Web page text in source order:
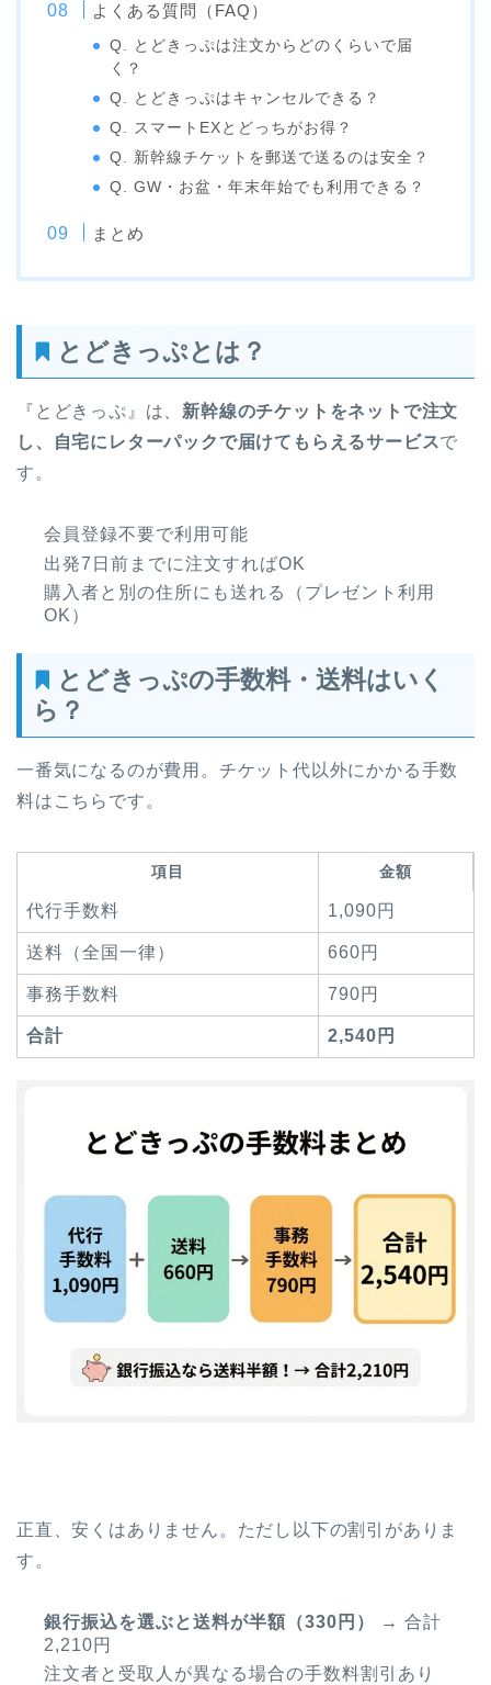
よくある質問（FAQ）
Q. とどきっぷは注文からどのくらいで届
く？
Q. とどきっぷはキャンセルできる？
Q. スマートEXとどっちがお得？
Q. 新幹線チケットを郵送で送るのは安全？
Q. GW・お盆・年末年始でも利用できる？
まとめ
とどきっぷとは？
『とどきっぷ』は、 新幹線のチケットをネットで注文
し、自宅にレターパックで届けてもらえるサービスで
す。
会員登録不要で利用可能
出発7日前までに注文すればOK
購入者と別の住所にも送れる（プレゼント利用
OK）
とどきっぷの手数料・送料はいく
ら？
一番気になるのが費用。チケット代以外にかかる手数
料はこちらです。
項目 金額
代行手数料 1,090円
送料（全国一律） 660円
事務手数料 790円
合計 2,540円
正直、安くはありません。ただし以下の割引がありま
す。
銀行振込を選ぶと送料が半額（330円）
→ 合計
2,210円
注文者と受取人が異なる場合の手数料割引あり